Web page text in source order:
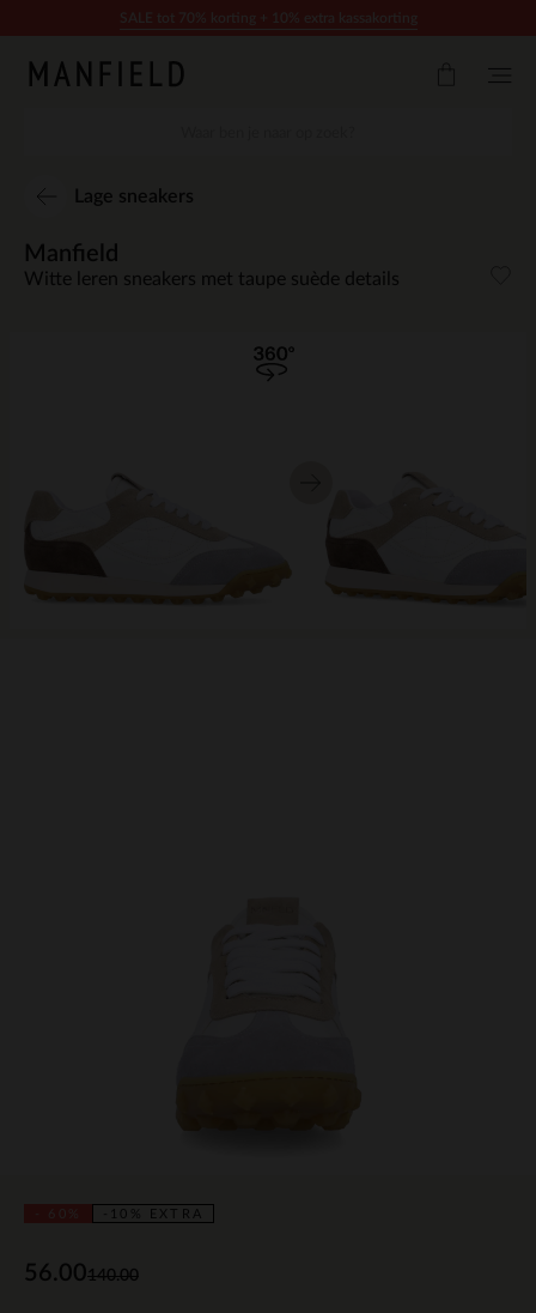
Lage sneakers
-10% EXTRA
Manfield
Witte leren sneakers met taupe suède details
140.00
56.00